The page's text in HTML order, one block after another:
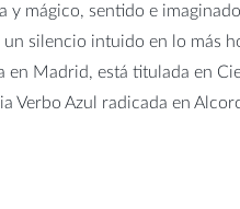
y mágico, sentido e
silencio intuido en lo más
en Madrid, está titulada en
Verbo Azul radicada en